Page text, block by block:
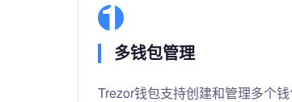
1
多钱包管理
Trezor钱包支持创建和管理多个